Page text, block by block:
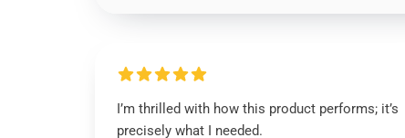
I’m thrilled with how this product performs; it’s
precisely what I needed.